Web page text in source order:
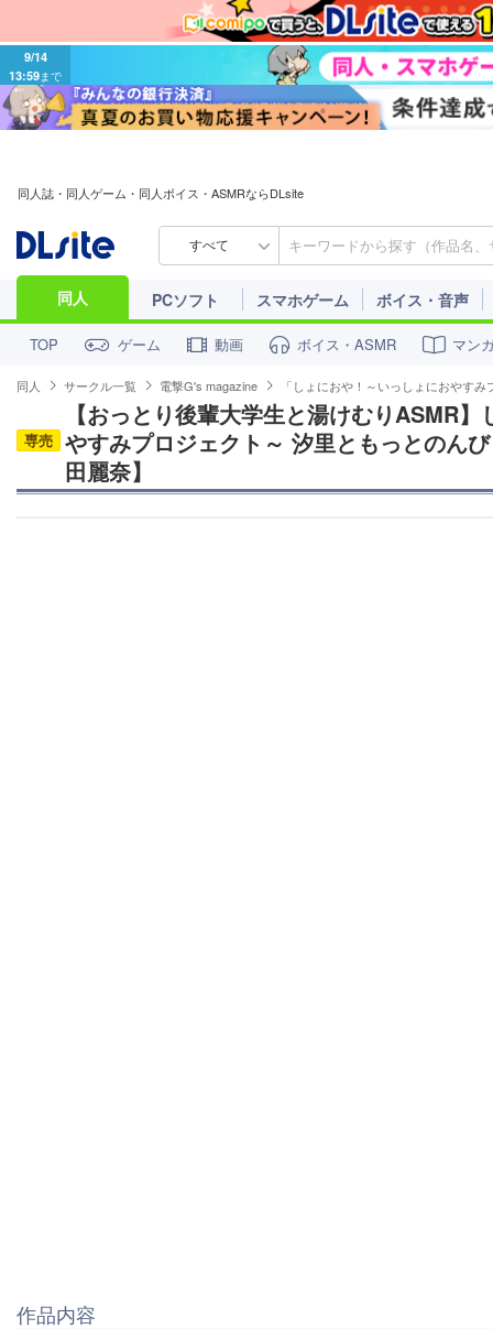
9/14
13:59まで
同人誌・同人ゲーム・同人ボイス・ASMRならDLsite
すべて
同人 PCソフト スマホゲーム ボイス・音声
TOP ゲーム 動画 ボイス・ASMR マン
同人 サークル一覧 電撃G's magazine 「しょにおや！～いっしょにおやす
専売
【おっとり後輩大学生と湯けむりASMR
やすみプロジェクト～ 汐里ともっとのん
田麗奈】
作品内容